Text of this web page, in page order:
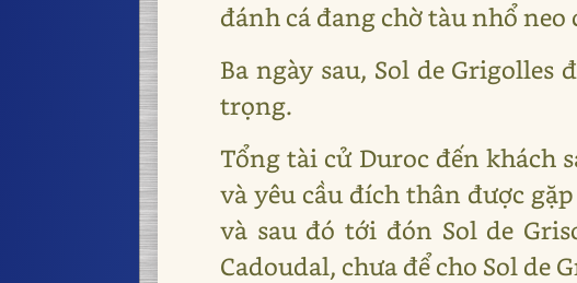
đánh cá đang chờ tàu nhổ
Ba ngày sau, Sol de
trọng.
Tổng tài cử Duroc đến khách
và yêu cầu đích thân được
và sau đó tới đón Sol de
Cadoudal, chưa để cho Sol de